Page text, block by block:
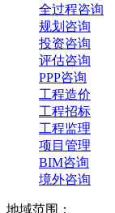
全过程咨询
规划咨询
投资咨询
评估咨询
PPP咨询
工程造价
工程招标
工程监理
项目管理
BIM咨询
境外咨询
地域范围：